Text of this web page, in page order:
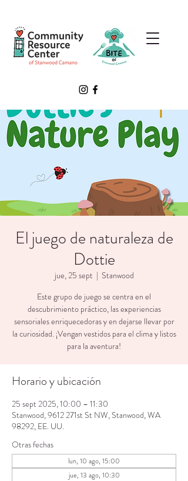
El juego de naturaleza de
Dottie
jue, 25 sept
  |
Stanwood
Este grupo de juego se centra en el
descubrimiento práctico, las experiencias
sensoriales enriquecedoras y en dejarse llevar por
la curiosidad. ¡Vengan vestidos para el clima y listos
para la aventura!
Horario y ubicación
25 sept 2025, 10:00 – 11:30
Stanwood, 9612 271st St NW, Stanwood, WA
98292, EE. UU.
Otras fechas
lun, 10 ago, 15:00
jue, 13 ago, 10:30